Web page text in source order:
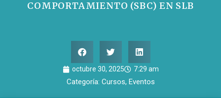
COMPORTAMIENTO (SBC) EN SLB
octubre 30, 2025 7:29 am
Categoría: Cursos, Eventos